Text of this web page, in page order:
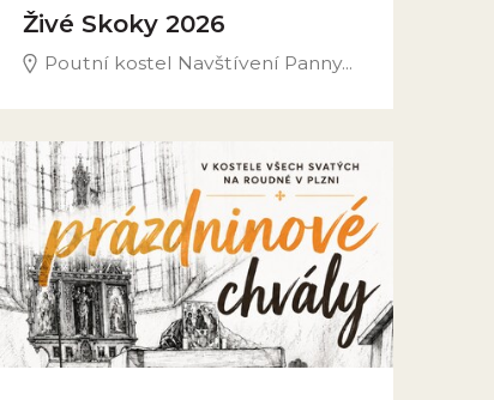
Živé Skoky 2026
Poutní kostel Navštívení Panny...
Obrázek novinky